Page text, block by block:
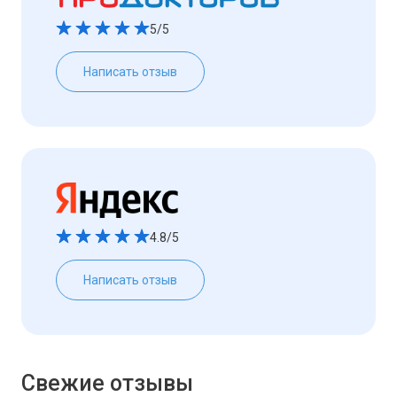
5/5
Написать отзыв
4.8/5
Написать отзыв
Свежие отзывы